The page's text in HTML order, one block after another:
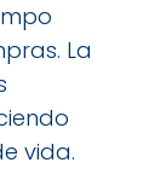
La
vida.